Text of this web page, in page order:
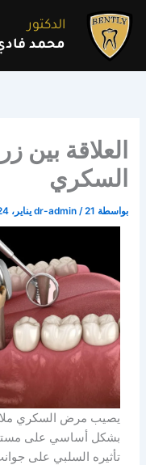
إلى
المحتوى
الدكتور
محمد
العلاقة بين
السكري
بواسطة dr-admin /21 يناير، 2024
يصيب مرض السكري
بشكل أساسي على
تأثيره السلبي على